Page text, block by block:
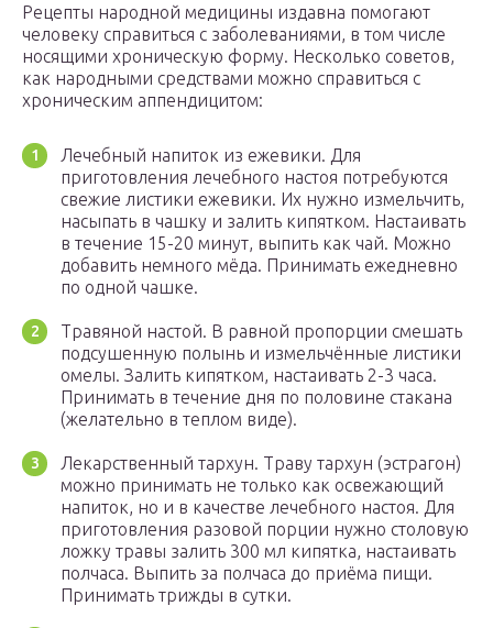
Рецепты народной медицины издавна помогают
человеку справиться с заболеваниями, в том числе
носящими хроническую форму. Несколько советов,
как народными средствами можно справиться с
хроническим аппендицитом:
Лечебный напиток из ежевики. Для
приготовления лечебного настоя потребуются
свежие листики ежевики. Их нужно измельчить,
насыпать в чашку и залить кипятком. Настаивать
в течение 15-20 минут, выпить как чай. Можно
добавить немного мёда. Принимать ежедневно
по одной чашке.
Травяной настой. В равной пропорции смешать
подсушенную полынь и измельчённые листики
омелы. Залить кипятком, настаивать 2-3 часа.
Принимать в течение дня по половине стакана
(желательно в теплом виде).
Лекарственный тархун. Траву тархун (эстрагон)
можно принимать не только как освежающий
напиток, но и в качестве лечебного настоя. Для
приготовления разовой порции нужно столовую
ложку травы залить 300 мл кипятка, настаивать
полчаса. Выпить за полчаса до приёма пищи.
Принимать трижды в сутки.